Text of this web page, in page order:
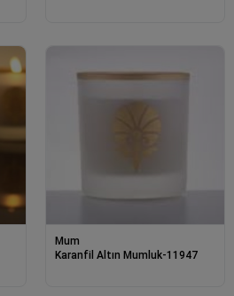
Mum
Karanfil Altın Mumluk-11947